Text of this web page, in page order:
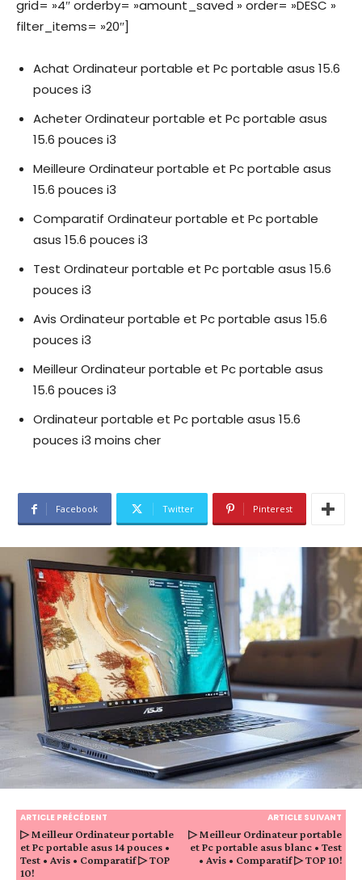
grid= »4″ orderby= »amount_saved » order= »DESC »
filter_items= »20″]
Achat Ordinateur portable et Pc portable asus 15.6
pouces i3
Acheter Ordinateur portable et Pc portable asus
15.6 pouces i3
Meilleure Ordinateur portable et Pc portable asus
15.6 pouces i3
Comparatif Ordinateur portable et Pc portable
asus 15.6 pouces i3
Test Ordinateur portable et Pc portable asus 15.6
pouces i3
Avis Ordinateur portable et Pc portable asus 15.6
pouces i3
Meilleur Ordinateur portable et Pc portable asus
15.6 pouces i3
Ordinateur portable et Pc portable asus 15.6
pouces i3 moins cher
Facebook Twitter Pinterest
ARTICLE PRÉCÉDENT
▷ Meilleur Ordinateur portable
et Pc portable asus 14 pouces •
Test • Avis • Comparatif ▷ TOP
10!
ARTICLE SUIVANT
▷ Meilleur Ordinateur portable
et Pc portable asus blanc • Test
• Avis • Comparatif ▷ TOP 10!